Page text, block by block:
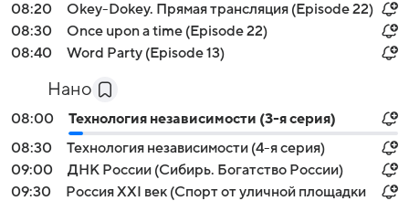
08:20
Okey-Dokey. Прямая трансляция (Episode 22)
08:30
Once upon a time (Episode 22)
08:40
Word Party (Episode 13)
Нано
08:00
Технология независимости (3-я серия)
08:30
Технология независимости (4-я серия)
09:00
ДНК России (Сибирь. Богатство России)
09:30
Россия XXI век (Спорт от уличной площадки